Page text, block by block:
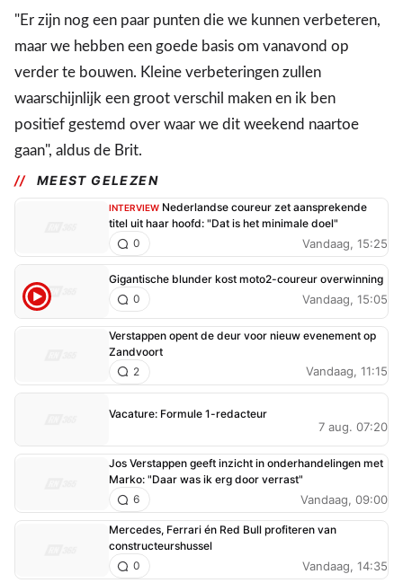
"Er zijn nog een paar punten die we kunnen verbeteren,
maar we hebben een goede basis om vanavond op
verder te bouwen. Kleine verbeteringen zullen
waarschijnlijk een groot verschil maken en ik ben
positief gestemd over waar we dit weekend naartoe
gaan", aldus de Brit.
MEEST GELEZEN
INTERVIEW Nederlandse coureur zet aansprekende
titel uit haar hoofd: "Dat is het minimale doel"
Vandaag, 15:25
0
Gigantische blunder kost moto2-coureur overwinning
Vandaag, 15:05
0
Verstappen opent de deur voor nieuw evenement op
Zandvoort
Vandaag, 11:15
2
Vacature: Formule 1-redacteur
7 aug. 07:20
Jos Verstappen geeft inzicht in onderhandelingen met
Marko: "Daar was ik erg door verrast"
Vandaag, 09:00
6
Mercedes, Ferrari én Red Bull profiteren van
constructeurshussel
Vandaag, 14:35
0